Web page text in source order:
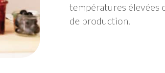
températures élevées
de production.